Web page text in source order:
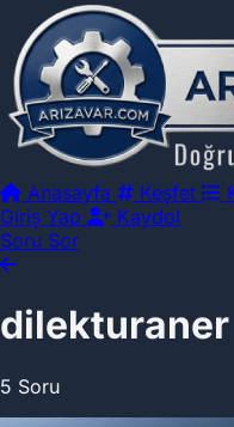
Anasayfa Keşfet
Giriş Yap
Kaydol
Soru Sor
dilekturaner
5 Soru